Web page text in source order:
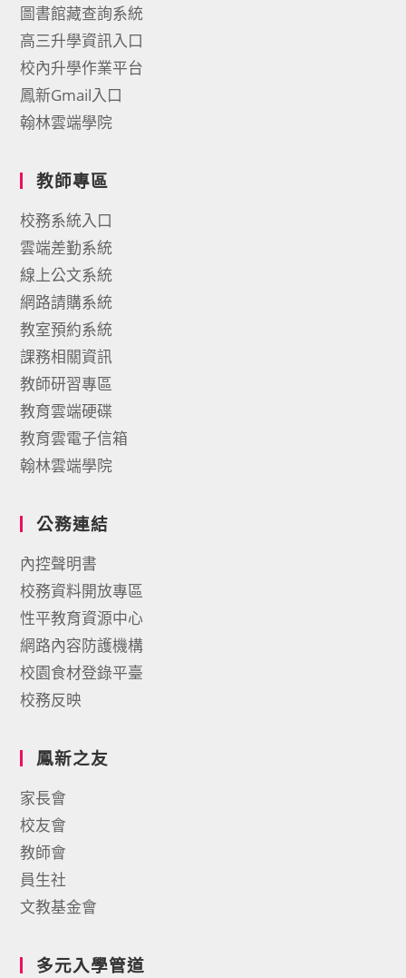
圖書館藏查詢系統
高三升學資訊入口
校內升學作業平台
鳳新Gmail入口
翰林雲端學院
教師專區
校務系統入口
雲端差勤系統
線上公文系統
網路請購系統
教室預約系統
課務相關資訊
教師研習專區
教育雲端硬碟
教育雲電子信箱
翰林雲端學院
公務連結
內控聲明書
校務資料開放專區
性平教育資源中心
網路內容防護機構
校園食材登錄平臺
校務反映
鳳新之友
家長會
校友會
教師會
員生社
文教基金會
多元入學管道